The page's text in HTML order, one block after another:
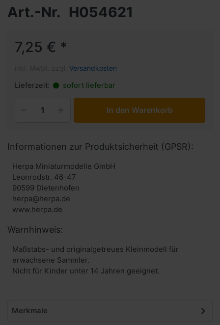
Art.-Nr. H054621
7,25 € *
Versandkosten
Lieferzeit: sofort lieferbar
In den Warenkorb
Informationen zur Produktsicherheit (GPSR):
Herpa Miniaturmodelle GmbH
Leonrodstr. 46-47
90599 Dietenhofen
herpa@herpa.de
www.herpa.de
Warnhinweis:
Maßstabs- und originalgetreues Kleinmodell für
erwachsene Sammler.
Nicht für Kinder unter 14 Jahren geeignet.
Merkmale